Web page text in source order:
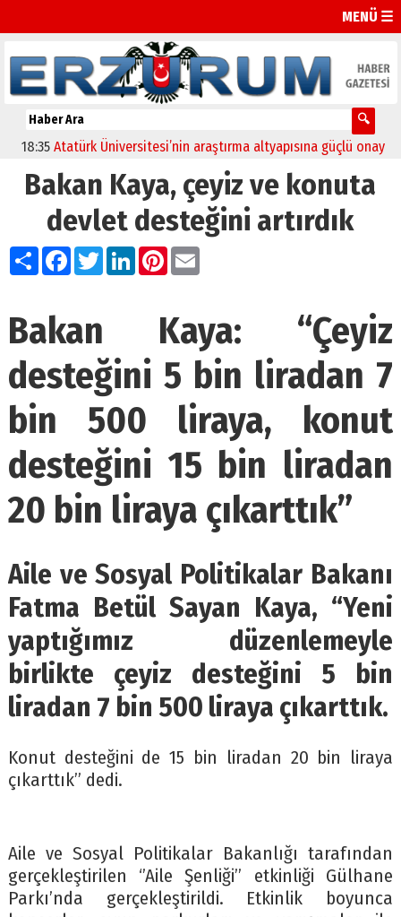
MENÜ ☰
Atatürk Üniversitesi’nin araştırma altyapısına güçlü onay 12:04
Bakan Kaya, çeyiz ve konuta
devlet desteğini artırdık
PaylaşFacebook
TwitterLinkedIn
Pinterest
Email
Bakan Kaya: “Çeyiz
desteğini 5 bin liradan 7
bin 500 liraya, konut
desteğini 15 bin liradan
20 bin liraya çıkarttık”
Aile ve Sosyal Politikalar Bakanı
Fatma Betül Sayan Kaya, “Yeni
yaptığımız düzenlemeyle
birlikte çeyiz desteğini 5 bin
liradan 7 bin 500 liraya çıkarttık.
Konut desteğini de 15 bin liradan 20 bin liraya
çıkarttık” dedi.
Aile ve Sosyal Politikalar Bakanlığı tarafından
gerçekleştirilen ‘’Aile Şenliği’’ etkinliği Gülhane
Parkı’nda gerçekleştirildi. Etkinlik boyunca